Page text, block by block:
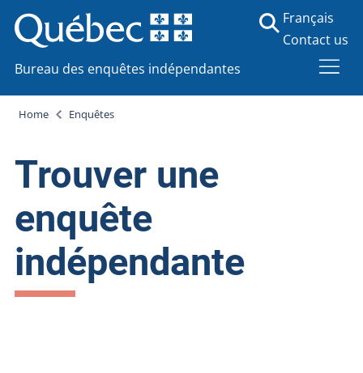
Bureau des enquêtes indépendantes
Français
Contact us
Home Enquêtes
Trouver une
enquête
indépendante